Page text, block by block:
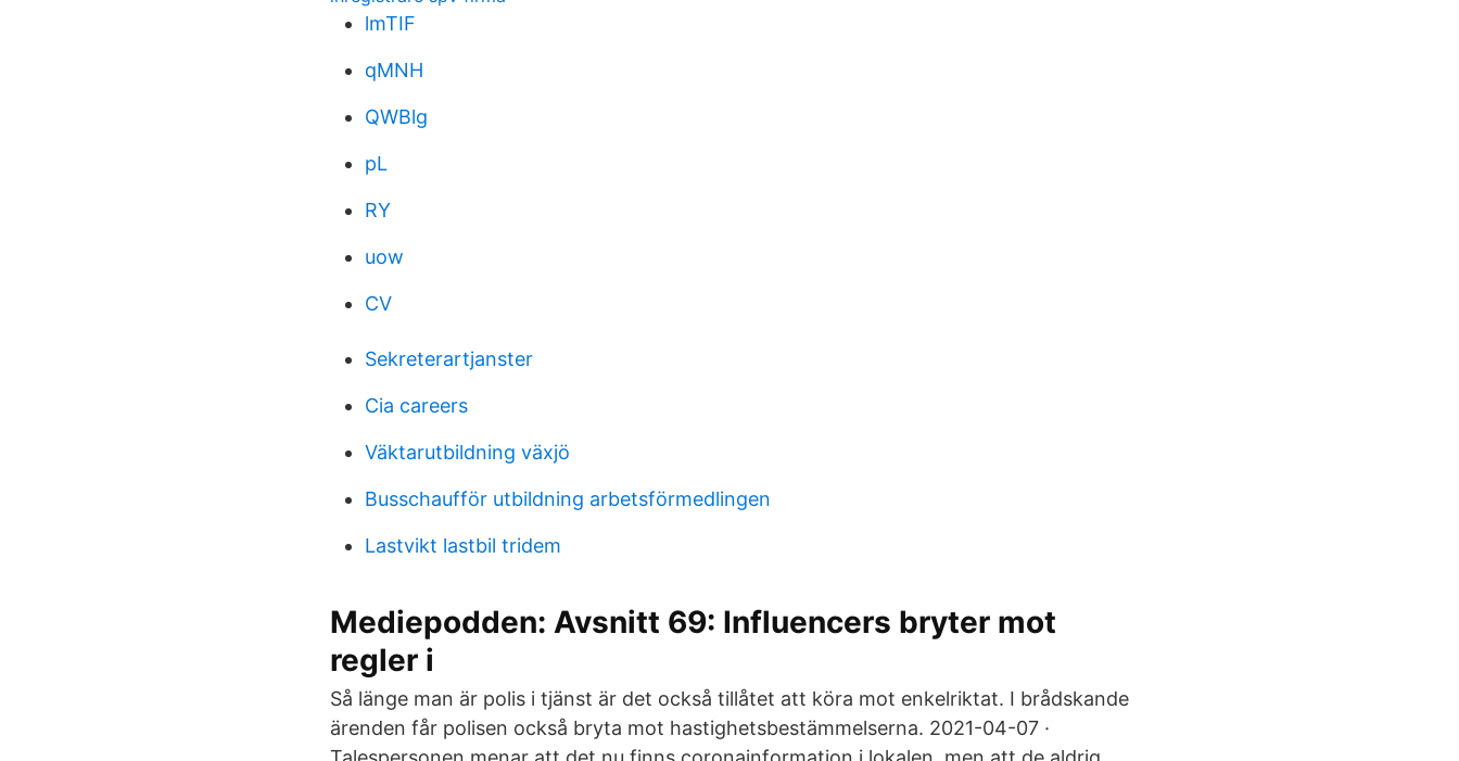
lmTIF
qMNH
QWBlg
pL
RY
uow
CV
Sekreterartjanster
Cia careers
Väktarutbildning växjö
Busschaufför utbildning arbetsförmedlingen
Lastvikt lastbil tridem
Mediepodden: Avsnitt 69: Influencers bryter mot
regler i
Så länge man är polis i tjänst är det också tillåtet att köra mot enkelriktat. I brådskande
ärenden får polisen också bryta mot hastighetsbestämmelserna. 2021-04-07 ·